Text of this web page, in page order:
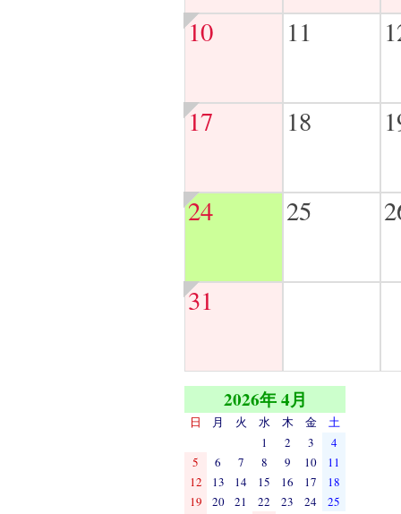
10 11
17 18
24 25
31
2026年 4月
日 月 火 水 木 金
土
1
2 3
4
5
6 7 8 9 10
11
12
13 14 15 16 17
18
19
20 21 22 23 24
25